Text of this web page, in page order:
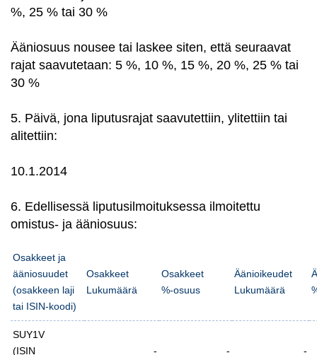
%, 25 % tai 30 %
Ääniosuus nousee tai laskee siten, että seuraavat
rajat saavutetaan: 5 %, 10 %, 15 %, 20 %, 25 % tai
30 %
5. Päivä, jona liputusrajat saavutettiin, ylitettiin tai
alitettiin:
10.1.2014
6. Edellisessä liputusilmoituksessa ilmoitettu
omistus- ja ääniosuus:
Osakkeet ja
ääniosuudet
(osakkeen laji
tai ISIN-koodi)
Osakkeet
Lukumäärä
Osakkeet
%-osuus
Äänioikeudet
Lukumäärä
SUY1V
(ISIN
- - -